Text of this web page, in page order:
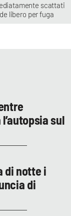
scattati
libero per fuga
sul
di notte i
di